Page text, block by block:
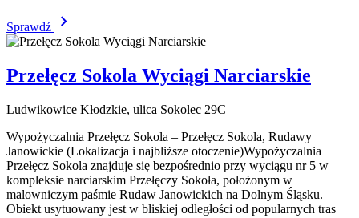
Sprawdź chevron_right
Przełęcz Sokola Wyciągi Narciarskie
Ludwikowice Kłodzkie, ulica Sokolec 29C
Wypożyczalnia Przełęcz Sokola – Przełęcz Sokola, Rudawy
Janowickie (Lokalizacja i najbliższe otoczenie)Wypożyczalnia
Przełęcz Sokola znajduje się bezpośrednio przy wyciągu nr 5 w
kompleksie narciarskim Przełęczy Sokoła, położonym w
malowniczym paśmie Rudaw Janowickich na Dolnym Śląsku.
Obiekt usytuowany jest w bliskiej odległości od popularnych tras